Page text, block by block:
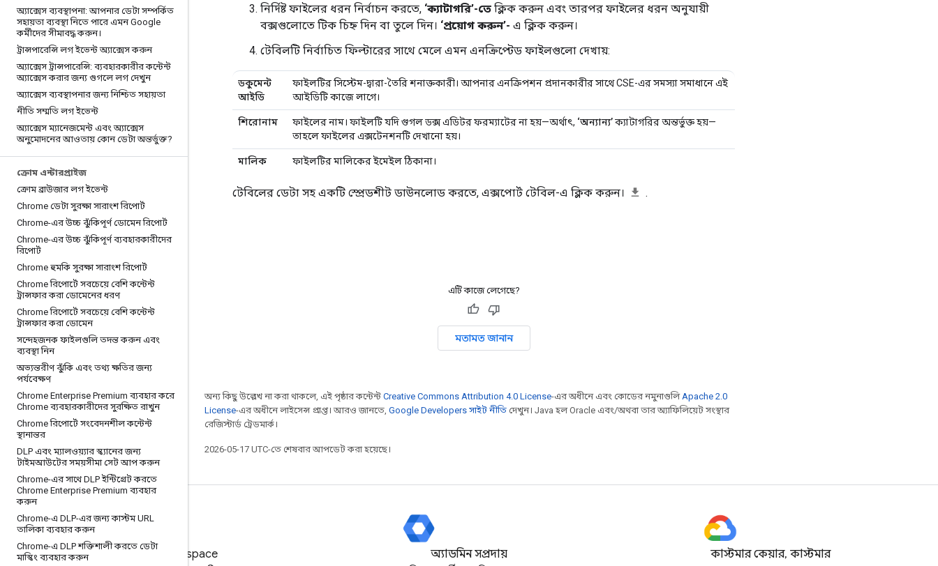
অ্যাক্সেস ব্যবস্থাপনা: আপনার ডেটা সম্পর্কিত
সহায়তা ব্যবস্থা নিতে পারে এমন Google
কর্মীদের সীমাবদ্ধ করুন।
ট্রান্সপারেন্সি লগ ইভেন্ট অ্যাক্সেস করুন
অ্যাক্সেস ট্রান্সপারেন্সি: ব্যবহারকারীর কন্টেন্ট
অ্যাক্সেস করার জন্য গুগলে লগ দেখুন
অ্যাক্সেস ব্যবস্থাপনার জন্য নিশ্চিত সহায়তা
নীতি সম্মতি লগ ইভেন্ট
অ্যাক্সেস ম্যানেজমেন্ট এবং অ্যাক্সেস
অনুমোদনের আওতায় কোন ডেটা অন্তর্ভুক্ত?
ক্রোম এন্টারপ্রাইজ
ক্রোম ব্রাউজার লগ ইভেন্ট
Chrome ডেটা সুরক্ষা সারাংশ রিপোর্ট
Chrome-এর উচ্চ ঝুঁকিপূর্ণ ডোমেন রিপোর্ট
Chrome-এর উচ্চ ঝুঁকিপূর্ণ ব্যবহারকারীদের
রিপোর্ট
Chrome হুমকি সুরক্ষা সারাংশ রিপোর্ট
Chrome রিপোর্টে সবচেয়ে বেশি কন্টেন্ট
ট্রান্সফার করা ডোমেনের ধরণ
Chrome রিপোর্টে সবচেয়ে বেশি কন্টেন্ট
ট্রান্সফার করা ডোমেন
সন্দেহজনক ফাইলগুলি তদন্ত করুন এবং
ব্যবস্থা নিন
অভ্যন্তরীণ ঝুঁকি এবং তথ্য ক্ষতির জন্য
পর্যবেক্ষণ
Chrome Enterprise Premium ব্যবহার করে
Chrome ব্যবহারকারীদের সুরক্ষিত রাখুন
Chrome রিপোর্টে সংবেদনশীল কন্টেন্ট
স্থানান্তর
DLP এবং ম্যালওয়্যার স্ক্যানের জন্য
টাইমআউটের সময়সীমা সেট আপ করুন
Chrome-এর সাথে DLP ইন্টিগ্রেট করতে
Chrome Enterprise Premium ব্যবহার
করুন
Chrome-এ DLP-এর জন্য কাস্টম URL
তালিকা ব্যবহার করুন
Chrome-এ DLP শক্তিশালী করতে ডেটা
মাস্কিং ব্যবহার করুন
নির্দিষ্ট ফাইলের ধরন নির্বাচন করতে, ‘ক্যাটাগরি’-তে ক্লিক করুন এবং তারপর ফাইলের ধরন অনুযায়ী
বক্সগুলোতে টিক চিহ্ন দিন বা তুলে দিন। ‘প্রয়োগ করুন’- এ ক্লিক করুন।
টেবিলটি নির্বাচিত ফিল্টারের সাথে মেলে এমন এনক্রিপ্টেড ফাইলগুলো দেখায়:
ডকুমেন্ট
আইডি
ফাইলটির সিস্টেম-দ্বারা-তৈরি শনাক্তকারী। আপনার এনক্রিপশন প্রদানকারীর সাথে CSE-এর সমস্যা সমাধানে এই
আইডিটি কাজে লাগে।
শিরোনাম ফাইলের নাম। ফাইলটি যদি গুগল ডক্স এডিটর ফরম্যাটের না হয়—অর্থাৎ, ‘অন্যান্য’ক্যাটাগরির অন্তর্ভুক্ত হয়—
তাহলে ফাইলের এক্সটেনশনটি দেখানো হয়।
মালিক ফাইলটির মালিকের ইমেইল ঠিকানা।
টেবিলের ডেটা সহ একটি স্প্রেডশীট ডাউনলোড করতে, এক্সপোর্ট টেবিল-এ ক্লিক করুন। .
এটি কাজে লেগেছে?
মতামত জানান
অন্য কিছু উল্লেখ না করা থাকলে, এই পৃষ্ঠার কন্টেন্ট Creative Commons Attribution 4.0 License-এর অধীনে এবং কোডের নমুনাগুলিApache 2.0
License-এর অধীনে লাইসেন্স প্রাপ্ত। আরও জানতে, Google Developers সাইট নীতি দেখুন। Java হল Oracle এবং/অথবা তার অ্যাফিলিয়েট সংস্থার
রেজিস্টার্ড ট্রেডমার্ক।
2026-05-17 UTC-তে শেষবার আপডেট করা হয়েছে।
Google Workspace অ্যাডমিন সম্প্রদায়
কাস্টমার কেয়ার, কাস্টমার